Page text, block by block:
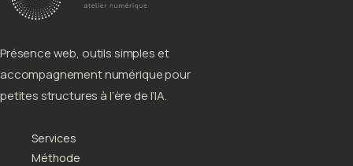
Présence web, outils simples et
accompagnement numérique pour
petites structures à l’ère de l’IA.
Services
Méthode